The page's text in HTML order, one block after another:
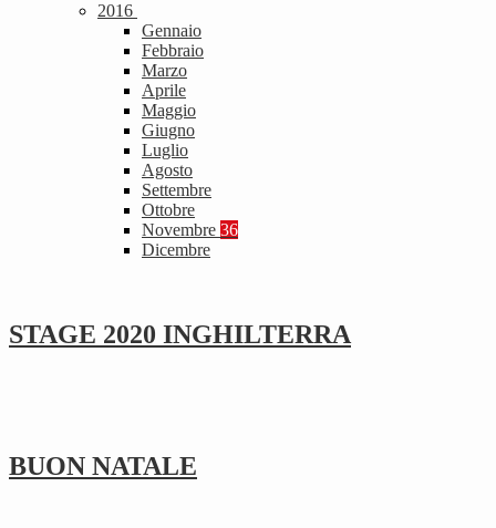
2016
Gennaio
Febbraio
Marzo
Aprile
Maggio
Giugno
Luglio
Agosto
Settembre
Ottobre
Novembre 36
Dicembre
STAGE 2020 INGHILTERRA
BUON NATALE